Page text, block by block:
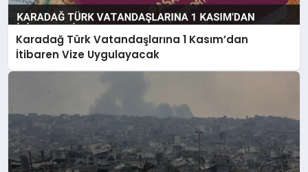
Karadağ Türk Vatandaşlarına 1 Kasım’dan
İtibaren Vize Uygulayacak